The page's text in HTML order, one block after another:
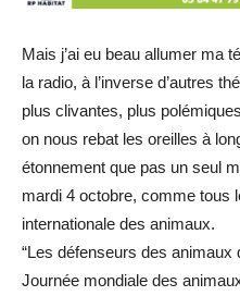
Mais j’ai eu beau allumer ma
la radio, à l’inverse d’autres
plus clivantes, plus
on nous rebat les oreilles à
étonnement que pas un seul
mardi 4 octobre, comme tous
internationale des animaux.
“Les défenseurs des animaux
Journée mondiale des